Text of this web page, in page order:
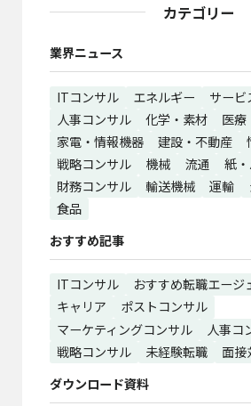
カテゴリー
業界ニュース
ITコンサル エネルギー
サービ
人事コンサル
化学・素材 医療
家電・情報機器
建設・不動産
戦略コンサル
機械 流通 紙
財務コンサル
輸送機械 運輸
食品
おすすめ記事
ITコンサル
おすすめ転職エージ
キャリア
ポストコンサル
マーケティングコンサル
人事コ
戦略コンサル
未経験転職
面接
ダウンロード資料